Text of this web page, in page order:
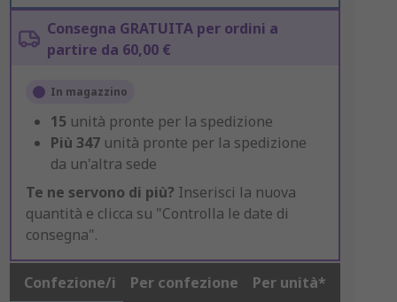
Consegna GRATUITA per ordini a
partire da 60,00 €
In magazzino
15 unità pronte per la spedizione
Più 347 unità pronte per la spedizione
da un'altra sede
Te ne servono di più? Inserisci la nuova
quantità e clicca su "Controlla le date di
consegna".
Confezione/i Per confezione Per unità*